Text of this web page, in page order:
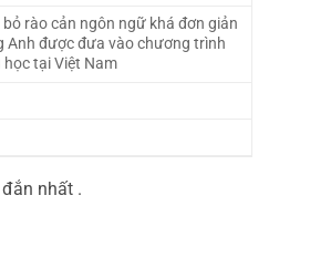
rào cản ngôn ngữ khá đơn giản
Anh được đưa vào chương trình
tại Việt Nam
nhất .